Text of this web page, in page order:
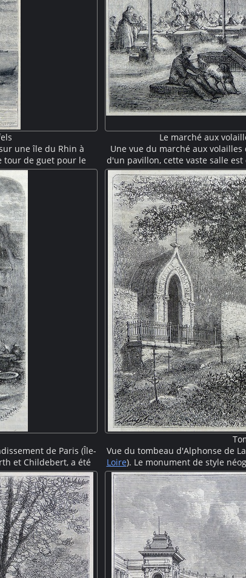
une île du Rhin à
tour de guet pour le
plan. Construite
reconstruite dans un
Le marché aux
Une vue du marché aux volailles
d'un pavillon, cette vaste salle
colonnes de fonte
Au premier plan des
paniers et des sacs. Au
plument
de Paris (Île-
et Childebert, a été
la rue de Rennes. La
en coquille richement
craché par un
la droite.
Vue du tombeau d'Alphonse de
Loire). Le monument de style
gravé "Speravit anima mea", ce
plus modestes entourent la
une chapelle au fond du